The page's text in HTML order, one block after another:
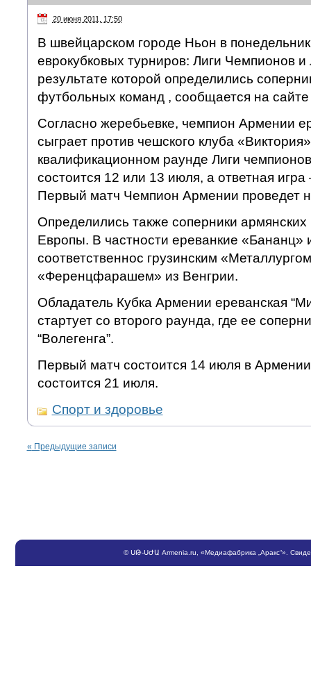
20 июня 2011, 17:50
В швейцарском городе Ньон в
еврокубковых турниров: Лиги Чемпионов
результате которой определились
футбольных команд , сообщается на
Согласно жеребьевке, чемпион Армении
сыграет против чешского клуба
квалификационном раунде Лиги
состоится 12 или 13 июля, а ответная
Первый матч Чемпион Армении проведет
Определились также соперники
Европы. В частности ереванкие «Бананц»
соответственнос грузинским
«Ференцфарашем» из Венгрии.
Обладатель Кубка Армении ереванская
стартует со второго раунда, где ее
“Волегенга”.
Первый матч состоится 14 июля в
состоится 21 июля.
Спорт и здоровье
« Предыдущие записи
©ՍԹ-ՍԺԱ Armenia.ru , «Медиафабрика „Аракс“».